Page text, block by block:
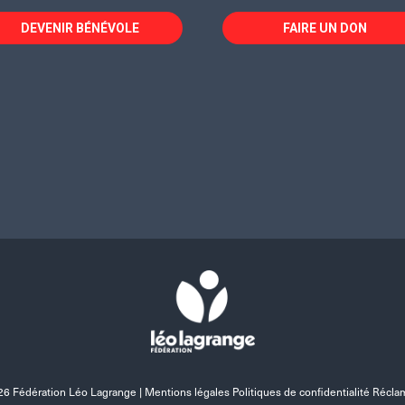
DEVENIR BÉNÉVOLE FAIRE UN DON
Fédération Léo Lagrange | Mentions légales Politiques de confidentialité